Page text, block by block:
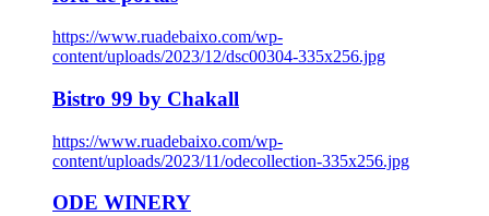
https://www.ruadebaixo.com/wp-
content/uploads/2023/12/dsc00304-335x256.jpg
Bistro 99 by Chakall
https://www.ruadebaixo.com/wp-
content/uploads/2023/11/odecollection-335x256.jpg
ODE WINERY